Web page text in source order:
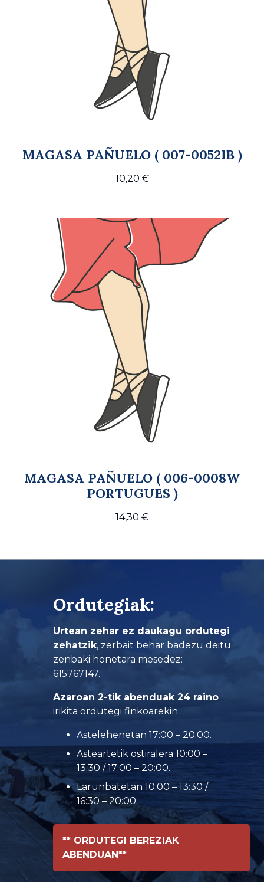
MAGASA PAÑUELO ( 007-0052IB )
10,20 €
MAGASA PAÑUELO ( 006-0008W
PORTUGUES )
14,30 €
Ordutegiak:
Urtean zehar ez daukagu ordutegi
zehatzik, zerbait behar badezu deitu
zenbaki honetara mesedez:
615767147.
Azaroan 2-tik abenduak 24 raino
irikita ordutegi finkoarekin:
Astelehenetan 17:00 – 20:00.
Asteartetik ostiralera 10:00 –
13:30 / 17:00 – 20:00.
Larunbatetan 10:00 – 13:30 /
16:30 – 20:00.
** ORDUTEGI BEREZIAK
ABENDUAN**